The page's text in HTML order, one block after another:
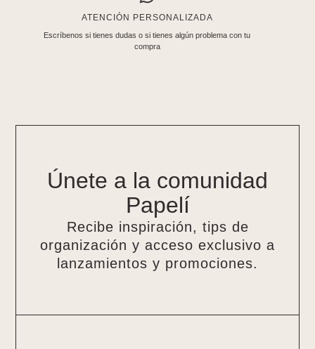
ATENCIÓN PERSONALIZADA
Escríbenos si tienes dudas o si tienes algún problema con tu
compra
Únete a la comunidad
Papelí
Recibe inspiración, tips de
organización y acceso exclusivo a
lanzamientos y promociones.